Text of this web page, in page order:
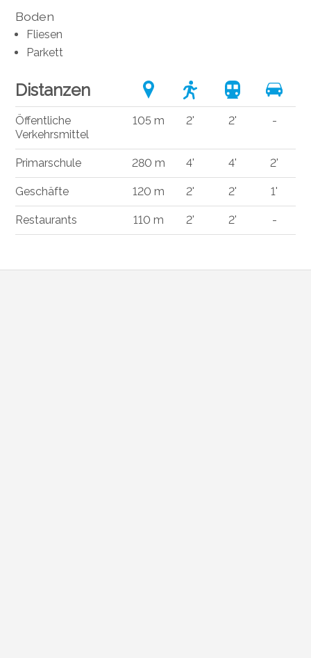
Boden
Fliesen
Parkett
Distanzen
Öffentliche
Verkehrsmittel
105 m 2' 2' -
Primarschule 280 m 4' 4' 2'
Geschäfte 120 m 2' 2' 1'
Restaurants 110 m 2' 2' -